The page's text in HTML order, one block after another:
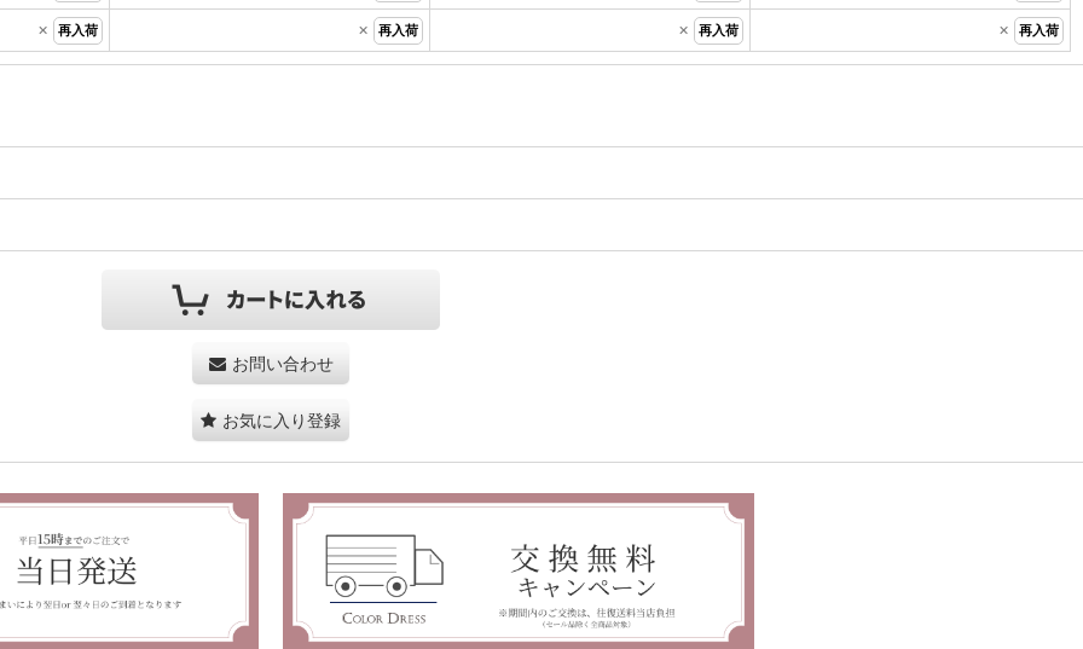
× 再入荷 × 再入荷 × 再入荷 × 再入荷
お問い合わせ
お気に入り登録